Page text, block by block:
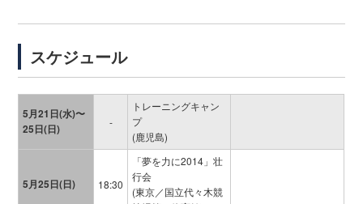
スケジュール
5月21日(水)〜
25日(日)
-
トレーニングキャン
プ
(鹿児島)
5月25日(日) 18:30
「夢を力に2014」壮
行会
(東京／国立代々木競